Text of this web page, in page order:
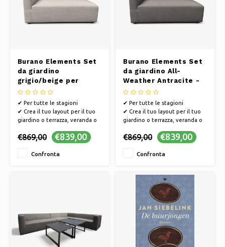
Burano Elements Set
da giardino
grigio/beige per
tutte le stagioni -
Divano RA
✔ Per tutte le stagioni
✔ Crea il tuo layout per il tuo
giardino o terrazza, veranda o
✔ Composizione modulare
di facile manutenzione
€869,00 €839,00
Confronta
Burano Elements Set
da giardino All-
Weather Antracite -
Divano RA
✔ Per tutte le stagioni
✔ Crea il tuo layout per il tuo
giardino o terrazza, veranda o
✔ Composizione modulare
di facile manutenzione
€869,00 €839,00
Confronta